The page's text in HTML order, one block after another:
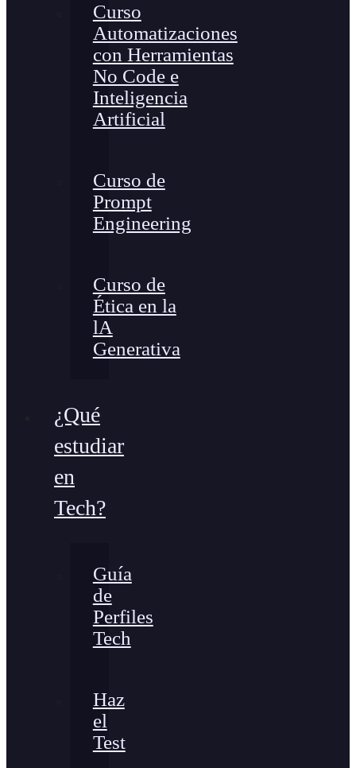
Curso
Automatizaciones
con Herramientas
No Code e
Inteligencia
Artificial
Curso de
Prompt
Engineering
Curso de
Ética en la
lA
Generativa
¿Qué
estudiar
en
Tech?
Guía
de
Perfiles
Tech
Haz
el
Test